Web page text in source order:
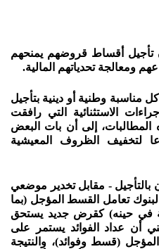
تأجيل أقساط قروضهم يمنحهم
ومعالجة تحدياتهم المالية.
مناسبة وطنية أو دينية بتأجيل
الاستثنائية التي رافقت
المطالبات، إلى أن بات البعض
لتخفيف الظروف المعيشية
بالتأجيل - مقابل تخدير موضعي
تعامل القسط المؤجل (بما
في حينه) كقرض جديد يستحق
أن عداد الفوائد يستمر على
(قسط وفوائد)، والنتيجة